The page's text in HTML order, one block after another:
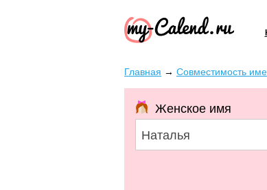
Главная → Совместимость
Женское имя
Наталья